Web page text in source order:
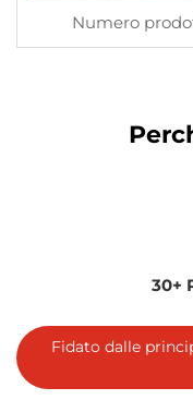
Numero
30+
Fidato dalle